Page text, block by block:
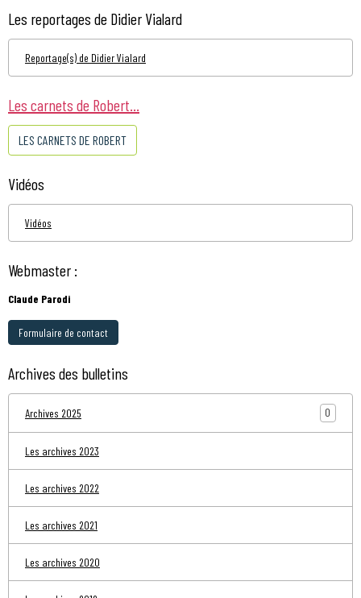
Les reportages de Didier Vialard
Reportage(s) de Didier Vialard
Les carnets de Robert...
LES CARNETS DE ROBERT
Vidéos
Vidéos
Webmaster :
Claude Parodi
Formulaire de contact
Archives des bulletins
Archives 2025 0
Les archives 2023
Les archives 2022
Les archives 2021
Les archives 2020